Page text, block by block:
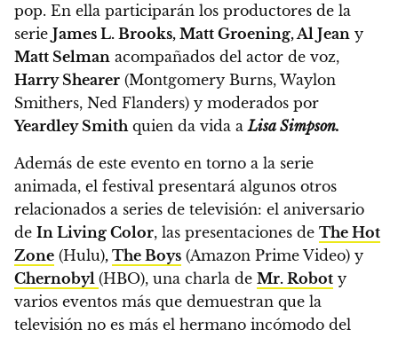
pop. En ella participarán los productores de la
serie James L. Brooks, Matt Groening, Al Jean y
Matt Selman acompañados del actor de voz,
Harry Shearer (Montgomery Burns, Waylon
Smithers, Ned Flanders) y moderados por
Yeardley Smith quien da vida a Lisa Simpson.
Además de este evento en torno a la serie
animada, el festival presentará algunos otros
relacionados a series de televisión: el aniversario
de In Living Color, las presentaciones de The Hot
Zone (Hulu), The Boys (Amazon Prime Video) y
Chernobyl (HBO), una charla de Mr. Robot y
varios eventos más que demuestran que la
televisión no es más el hermano incómodo del